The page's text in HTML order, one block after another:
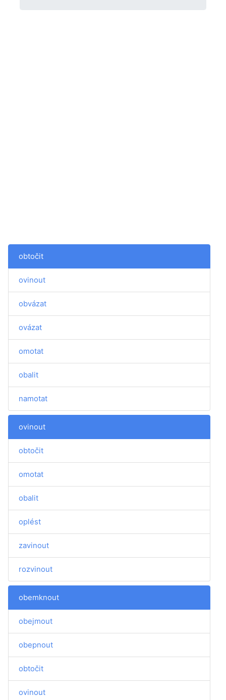
obtočit
ovinout
obvázat
ovázat
omotat
obalit
namotat
ovinout
obtočit
omotat
obalit
oplést
zavinout
rozvinout
obemknout
obejmout
obepnout
obtočit
ovinout